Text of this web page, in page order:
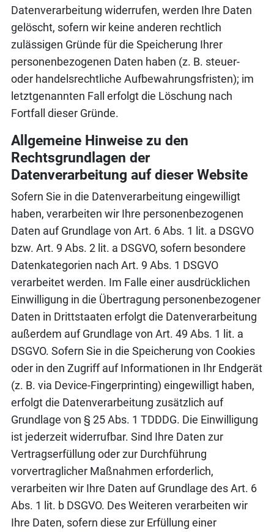
Datenverarbeitung widerrufen, werden Ihre Daten
gelöscht, sofern wir keine anderen rechtlich
zulässigen Gründe für die Speicherung Ihrer
personenbezogenen Daten haben (z. B. steuer-
oder handelsrechtliche Aufbewahrungsfristen); im
letztgenannten Fall erfolgt die Löschung nach
Fortfall dieser Gründe.
Allgemeine Hinweise zu den
Rechtsgrundlagen der
Datenverarbeitung auf dieser Website
Sofern Sie in die Datenverarbeitung eingewilligt
haben, verarbeiten wir Ihre personenbezogenen
Daten auf Grundlage von Art. 6 Abs. 1 lit. a DSGVO
bzw. Art. 9 Abs. 2 lit. a DSGVO, sofern besondere
Datenkategorien nach Art. 9 Abs. 1 DSGVO
verarbeitet werden. Im Falle einer ausdrücklichen
Einwilligung in die Übertragung personenbezogener
Daten in Drittstaaten erfolgt die Datenverarbeitung
außerdem auf Grundlage von Art. 49 Abs. 1 lit. a
DSGVO. Sofern Sie in die Speicherung von Cookies
oder in den Zugriff auf Informationen in Ihr Endgerät
(z. B. via Device-Fingerprinting) eingewilligt haben,
erfolgt die Datenverarbeitung zusätzlich auf
Grundlage von § 25 Abs. 1 TDDDG. Die Einwilligung
ist jederzeit widerrufbar. Sind Ihre Daten zur
Vertragserfüllung oder zur Durchführung
vorvertraglicher Maßnahmen erforderlich,
verarbeiten wir Ihre Daten auf Grundlage des Art. 6
Abs. 1 lit. b DSGVO. Des Weiteren verarbeiten wir
Ihre Daten, sofern diese zur Erfüllung einer